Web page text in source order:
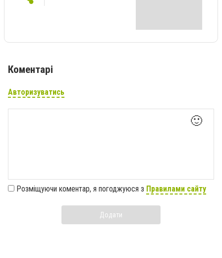
Коментарі
Авторизуватись
🙂
Розміщуючи коментар, я погоджуюся з Правилами сайту
Додати